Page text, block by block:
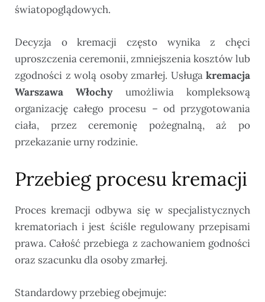
światopoglądowych.
Decyzja o kremacji często wynika z chęci
uproszczenia ceremonii, zmniejszenia kosztów lub
zgodności z wolą osoby zmarłej. Usługa kremacja
Warszawa Włochyumożliwia kompleksową
organizację całego procesu – od przygotowania
ciała, przez ceremonię pożegnalną, aż po
przekazanie urny rodzinie.
Przebieg procesu kremacji
Proces kremacji odbywa się w specjalistycznych
krematoriach i jest ściśle regulowany przepisami
prawa. Całość przebiega z zachowaniem godności
oraz szacunku dla osoby zmarłej.
Standardowy przebieg obejmuje: